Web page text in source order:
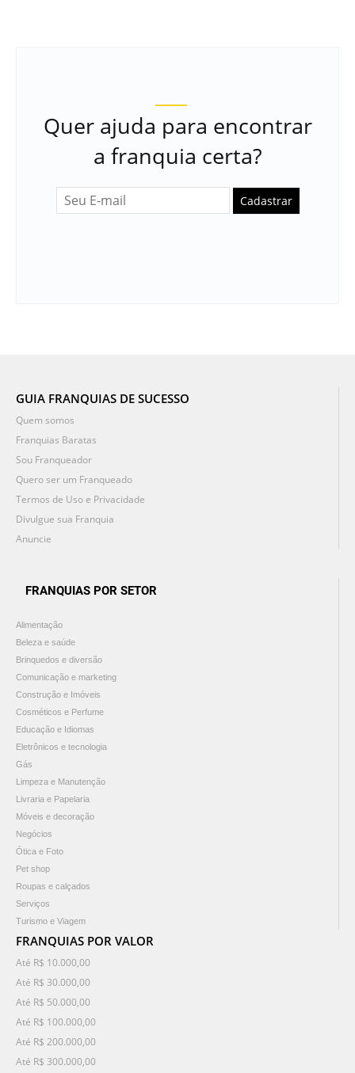
Quer ajuda para encontrar
a franquia certa?
Cadastrar
GUIA FRANQUIAS DE SUCESSO
Quem somos
Franquias Baratas
Sou Franqueador
Quero ser um Franqueado
Termos de Uso e Privacidade
Divulgue sua Franquia
Anuncie
FRANQUIAS POR SETOR
Alimentação
Beleza e saúde
Brinquedos e diversão
Comunicação e marketing
Construção e Imóveis
Cosméticos e Perfume
Educação e Idiomas
Eletrônicos e tecnologia
Gás
Limpeza e Manutenção
Livraria e Papelaria
Móveis e decoração
Negócios
Ótica e Foto
Pet shop
Roupas e calçados
Serviços
Turismo e Viagem
FRANQUIAS POR VALOR
Até R$ 10.000,00
Até R$ 30.000,00
Até R$ 50.000,00
Até R$ 100.000,00
Até R$ 200.000,00
Até R$ 300.000,00